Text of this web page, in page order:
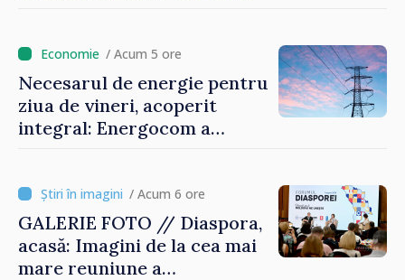
/ Acum 5 ore
Necesarul de energie pentru
ziua de vineri, acoperit
integral: Energocom a
/ Acum 6 ore
GALERIE FOTO // Diaspora,
acasă: Imagini de la cea mai
mare reuniune a